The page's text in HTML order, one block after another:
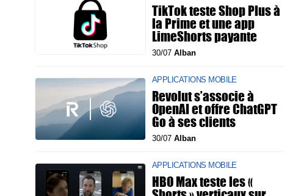
TikTok teste Shop Plus à
la Prime et une app
LimeShorts payante
30/07 Alban
APPLICATIONS MOBILE
Revolut s’associe à
OpenAI et offre ChatGPT
Go à ses clients
30/07 Alban
APPLICATIONS MOBILE
HBO Max teste les «